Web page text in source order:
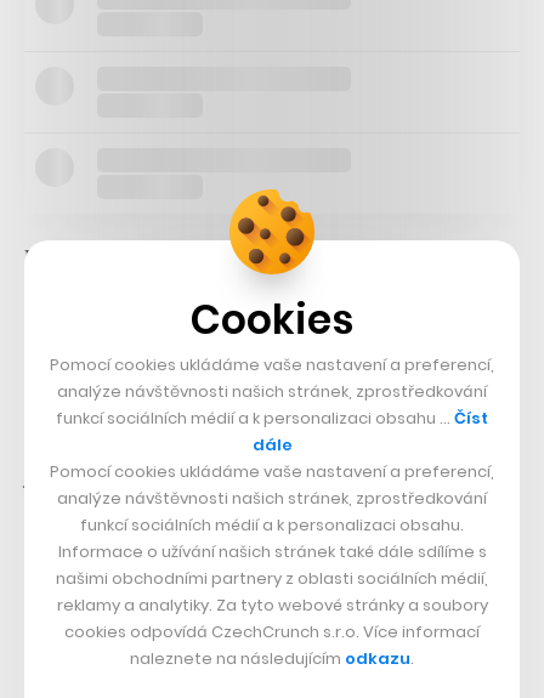
Firmu pak tvrdě zasáhla pandemie, protože covidová
se WeWork dostal na burzu, ale jen díky spojení s
firmou specializovanou na akvizice, takzvanou SPAC.
Ještě minulé úterý měl před propadem ceny akcií
hodnotu přibližně 120 milionů dolarů. Ve středu pak už
jeho hodnota na burze činila 60 milionů dolarů. Od
počátku letošního roku akcie firmy klesly o zhruba 98,5
procenta.
Firmě se také stále nedaří dostat do zisku, protože platí
vysoké částky za pronájem prostor, její firemní klientela
Cookies
Pomocí cookies ukládáme vaše nastavení a preferencí,
analýze návštěvnosti našich stránek, zprostředkování
funkcí sociálních médií a k personalizaci obsahu … Číst
dále
Pomocí cookies ukládáme vaše nastavení a preferencí,
analýze návštěvnosti našich stránek, zprostředkování
funkcí sociálních médií a k personalizaci obsahu.
Informace o užívání našich stránek také dále sdílíme s
našimi obchodními partnery z oblasti sociálních médií,
reklamy a analytiky. Za tyto webové stránky a soubory
cookies odpovídá CzechCrunch s.r.o. Více informací
naleznete na následujícím odkazu.